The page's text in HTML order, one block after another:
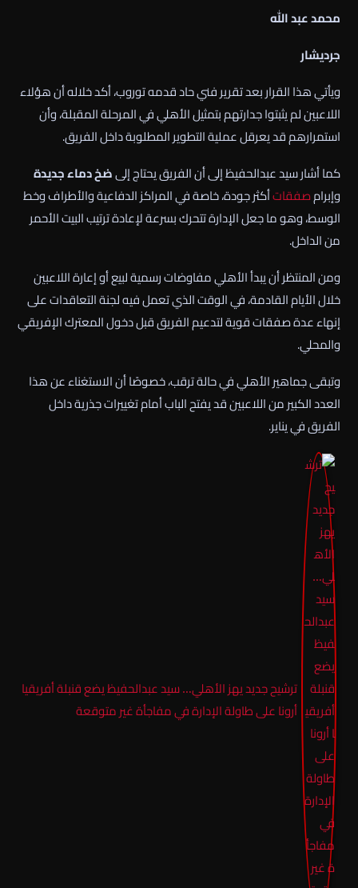
محمد عبد الله
جرديشار
ويأتي هذا القرار بعد تقرير فني حاد قدمه توروب، أكد خلاله أن هؤلاء
اللاعبين لم يثبتوا جدارتهم بتمثيل الأهلي في المرحلة المقبلة، وأن
استمرارهم قد يعرقل عملية التطوير المطلوبة داخل الفريق.
كما أشار سيد عبدالحفيظ إلى أن الفريق يحتاج إلىضخ دماء جديدة
وإبرامصفقاتأكثر جودة، خاصة في المراكز الدفاعية والأطراف وخط
الوسط، وهو ما جعل الإدارة تتحرك بسرعة لإعادة ترتيب البيت الأحمر
من الداخل.
ومن المنتظر أن يبدأ الأهلي مفاوضات رسمية لبيع أو إعارة اللاعبين
خلال الأيام القادمة، في الوقت الذي تعمل فيه لجنة التعاقدات على
إنهاء عدة صفقات قوية لتدعيم الفريق قبل دخول المعترك الإفريقي
والمحلي.
وتبقى جماهير الأهلي في حالة ترقب، خصوصًا أن الاستغناء عن هذا
العدد الكبير من اللاعبين قد يفتح الباب أمام تغييرات جذرية داخل
الفريق في يناير.
ترشيح جديد يهز الأهلي… سيد عبدالحفيظ يضع قنبلة أفريقيا
أرونا على طاولة الإدارة في مفاجأة غير متوقعة